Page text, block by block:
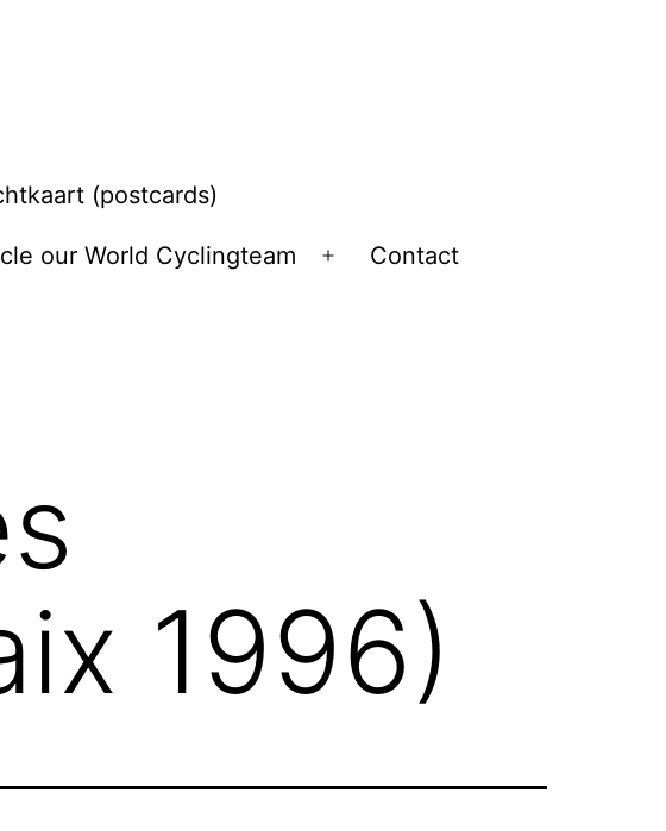
(postcards)
our World Cyclingteam
Open
Contact
1996)